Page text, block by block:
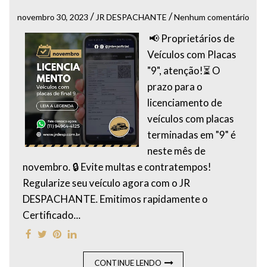
novembro 30, 2023 / JR DESPACHANTE /Nenhum comentário
📢 Proprietários de
Veículos com Placas
"9", atenção!⏳ O
prazo para o
licenciamento de
veículos com placas
terminadas em "9" é
neste mês de
novembro. 🔒 Evite multas e contratempos!
Regularize seu veículo agora com o JR
DESPACHANTE. Emitimos rapidamente o
Certificado...
CONTINUE LENDO